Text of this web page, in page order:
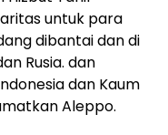
untuk para
dibantai dan di
Rusia. dan
dan Kaum
Aleppo.